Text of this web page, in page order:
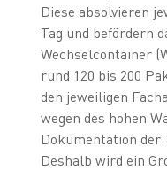
Diese absolvieren
Tag und befördern
Wechselcontainer
rund 120 bis 200
den jeweiligen
wegen des hohen
Dokumentation der
Deshalb wird ein